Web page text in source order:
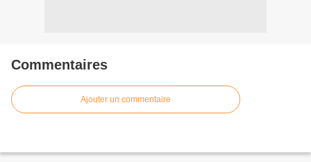
Commentaires
Ajouter un commentaire